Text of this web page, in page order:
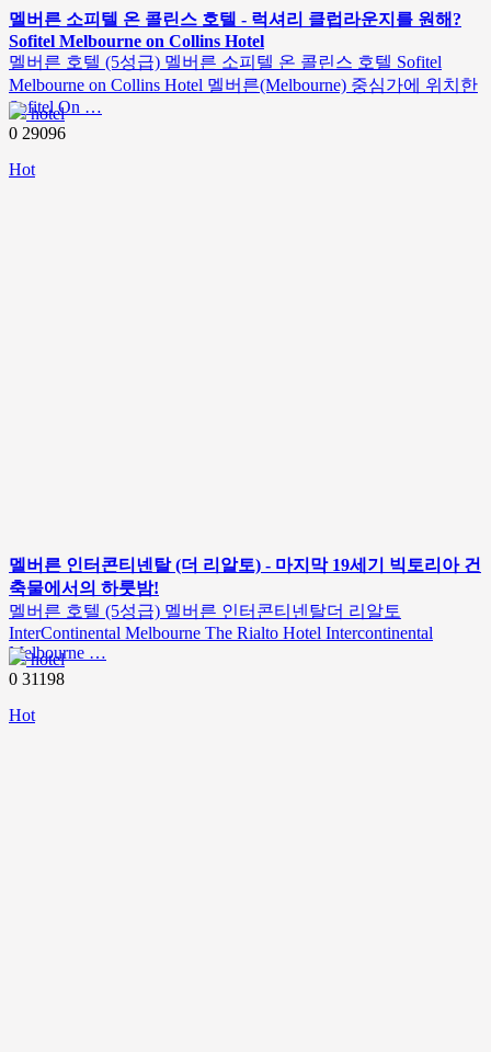
멜버른 소피텔 온 콜린스 호텔 - 럭셔리 클럽라운지를 원해?
Sofitel Melbourne on Collins Hotel
멜버른 호텔 (5성급) 멜버른 소피텔 온 콜린스 호텔 Sofitel
Melbourne on Collins Hotel 멜버른(Melbourne) 중심가에 위치한
Sofitel On …
hotel
0 29096
Hot
멜버른 인터콘티넨탈 (더 리알토) - 마지막 19세기 빅토리아 건
축물에서의 하룻밤!
멜버른 호텔 (5성급) 멜버른 인터콘티넨탈더 리알토
InterContinental Melbourne The Rialto Hotel Intercontinental
Melbourne …
hotel
0 31198
Hot